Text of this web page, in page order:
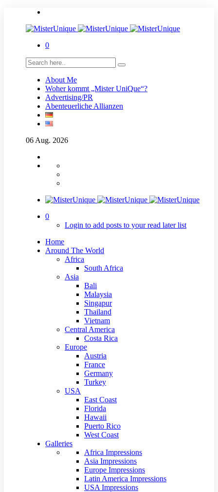
0
About Me
Woher kommt „Mister UniQue“?
Advertising/PR
Abenteuerliche Allianzen
06 Aug. 2026
0
Login to add posts to your read later list
Home
Around The World
Africa
South Africa
Asia
Bali
Malaysia
Singapur
Thailand
Vietnam
Central America
Costa Rica
Europe
Austria
France
Germany
Turkey
USA
East Coast
Florida
Hawaii
Puerto Rico
West Coast
Galleries
Africa Impressions
Asia Impressions
Europe Impressions
Latin America Impressions
USA Impressions